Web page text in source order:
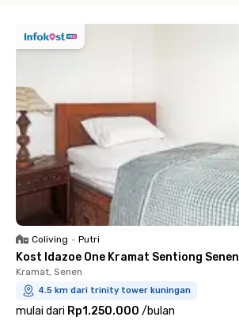
Coliving • Putri
Kost Idazoe One Kramat Sentiong Senen
Kramat, Senen
4.5 km dari trinity tower kuningan
mulai dari Rp1.250.000 /bulan